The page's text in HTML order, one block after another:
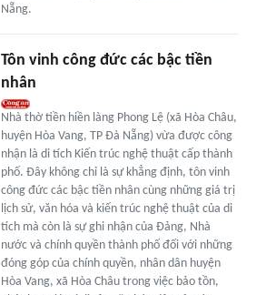
Nẵng.
Tôn vinh công đức các bậc tiền
nhân
Nhà thờ tiền hiền làng Phong Lệ (xã Hòa Châu,
huyện Hòa Vang, TP Đà Nẵng) vừa được công
nhận là di tích Kiến trúc nghệ thuật cấp thành
phố. Đây không chỉ là sự khẳng định, tôn vinh
công đức các bậc tiền nhân cùng những giá trị
lịch sử, văn hóa và kiến trúc nghệ thuật của di
tích mà còn là sự ghi nhận của Đảng, Nhà
nước và chính quyền thành phố đối với những
đóng góp của chính quyền, nhân dân huyện
Hòa Vang, xã Hòa Châu trong việc bảo tồn,